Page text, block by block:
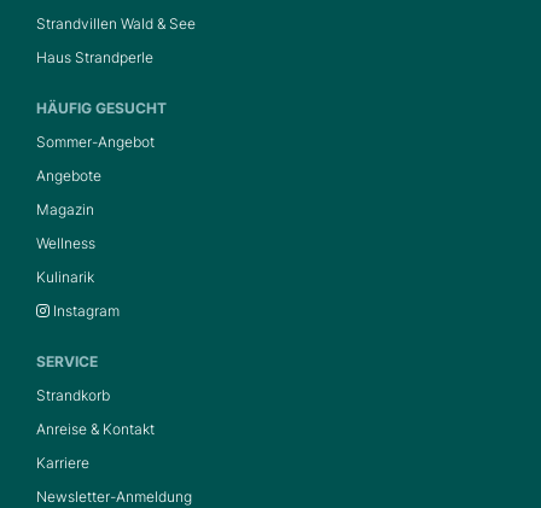
Strandvillen Wald & See
Haus Strandperle
HÄUFIG GESUCHT
Sommer-Angebot
Angebote
Magazin
Wellness
Kulinarik
Instagram
SERVICE
Strandkorb
Anreise & Kontakt
Karriere
Newsletter-Anmeldung